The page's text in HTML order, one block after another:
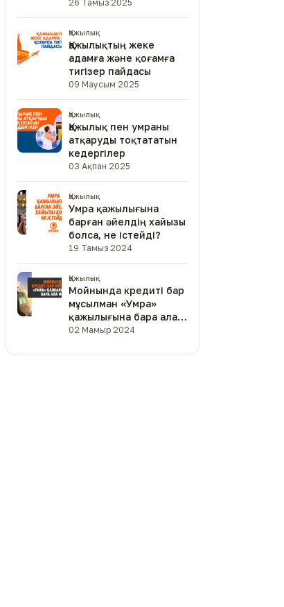
26 Тамыз 2025
Қажылық
Қажылықтың жеке
адамға және қоғамға
тигізер пайдасы
09 Маусым 2025
Қажылық
Қажылық пен умраны
атқаруды тоқтататын
кедергілер
03 Ақпан 2025
Қажылық
Умра қажылығына
барған әйелдің хайызы
болса, не істейді?
19 Тамыз 2024
Қажылық
Мойнында кредиті бар
мұсылман «Умра»
қажылығына бара ала
ма?
02 Мамыр 2024